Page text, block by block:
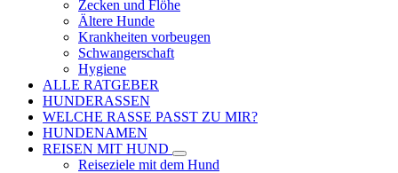
Zecken und Flöhe
Ältere Hunde
Krankheiten vorbeugen
Schwangerschaft
Hygiene
ALLE RATGEBER
HUNDERASSEN
WELCHE RASSE PASST ZU MIR?
HUNDENAMEN
REISEN MIT HUND
Reiseziele mit dem Hund